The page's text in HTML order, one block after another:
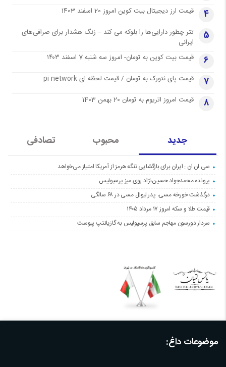
4 قیمت ارز دیجیتال بیت کوین امروز 20 اسفند 1403
5
تتر چطور دارایی‌ها را بلوکه می کند – زنگ هشدار برای صرافی‌های
ایرانی
6 قیمت بیت کوین به تومان- امروز سه شنبه 7 اسفند ۱۴۰۳
7 قیمت پای نتورک به تومان / قیمت لحظه ای pi network
8 قیمت امروز اتریوم به تومان 20 بهمن 1403
جدید محبوب تصادفی
سی ان ان : ایران برای بازگشایی تنگه هرمز از آمریکا امتیاز می‌خواهد
پرونده محمدجواد حسین‌نژاد روی میز پرسپولیس
درگذشت خورخه مسی، پدر لیونل مسی در ۶۸ سالگی
قیمت طلا و سکه امروز ۱۷ مرداد ۱۴۰۵
سردار دورسون مهاجم سابق پرسپولیس به گازیانتپ پیوست
موضوعات داغ: